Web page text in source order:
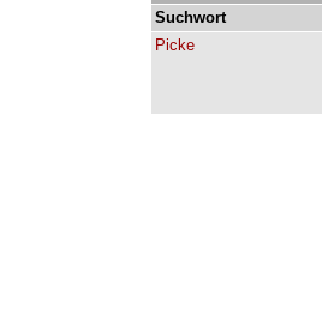
Suchwort
Picke